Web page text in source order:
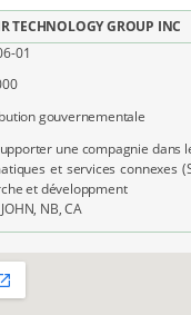
TECHNOLOGY GROUP INC
01
gouvernementale
une compagnie dans
et services connexes
et développment
NB, CA